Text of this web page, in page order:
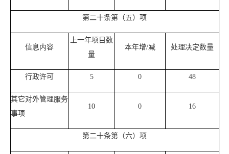
第二十条第（五）项
信息内容
上一年项目数
量
本年增/减 处理决定数量
行政许可 5 0 48
其它对外管理服务
事项
10 0 16
第二十条第（六）项